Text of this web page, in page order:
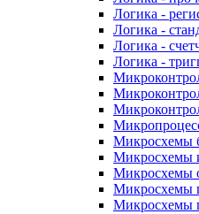
Логика -
Логика -
Логика -
Логика -
Микросхемы
Микросхемы
Микросхемы
Микросхемы
Микросхемы